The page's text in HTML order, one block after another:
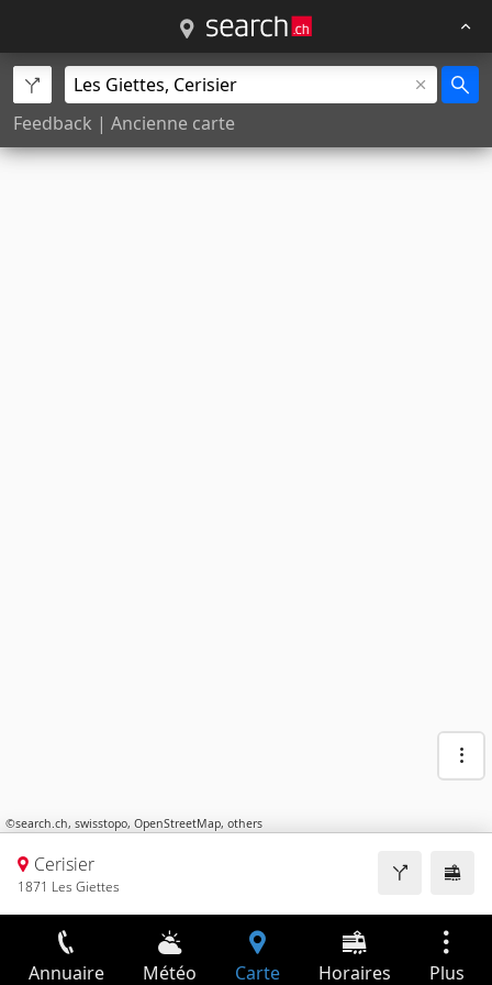
Feedback | Ancienne carte
©search.ch, swisstopo, OpenStreetMap, others
Cerisier
1871 Les Giettes
Annuaire Météo Carte Horaires Plus